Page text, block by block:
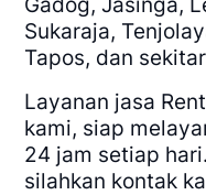
Sukaraja,
Tapos, dan
Layanan jasa
kami, siap
24 jam setiap
silahkan kontak